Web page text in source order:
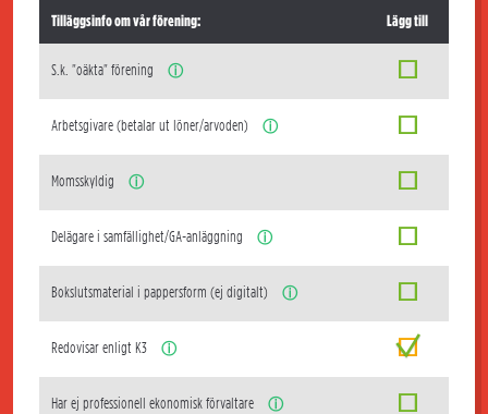
Tilläggsinfo om vår förening: Lägg till
S.k. "oäkta" förening ⓘ
Arbetsgivare (betalar ut löner/arvoden) ⓘ
Momsskyldig ⓘ
Delägare i samfällighet/GA-anläggning ⓘ
Bokslutsmaterial i pappersform (ej digitalt) ⓘ
Redovisar enligt K3 ⓘ
Har ej professionell ekonomisk förvaltare ⓘ